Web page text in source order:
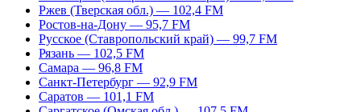
Ржев (Тверская обл.) — 102,4 FM
Ростов-на-Дону — 95,7 FM
Русское (Ставропольский край) — 99,7 FM
Рязань — 102,5 FM
Самара — 96,8 FM
Санкт-Петербург — 92,9 FM
Саратов — 101,1 FM